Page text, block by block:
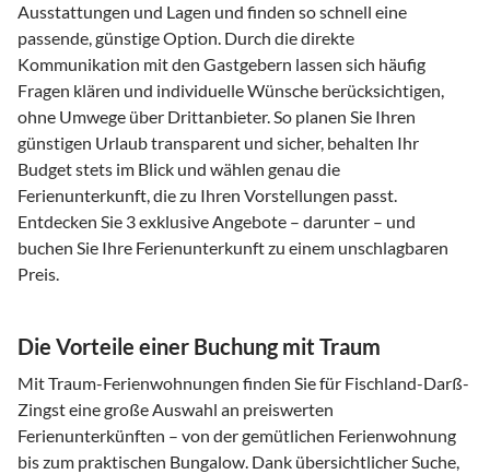
Ausstattungen und Lagen und finden so schnell eine
passende, günstige Option. Durch die direkte
Kommunikation mit den Gastgebern lassen sich häufig
Fragen klären und individuelle Wünsche berücksichtigen,
ohne Umwege über Drittanbieter. So planen Sie Ihren
günstigen Urlaub transparent und sicher, behalten Ihr
Budget stets im Blick und wählen genau die
Ferienunterkunft, die zu Ihren Vorstellungen passt.
Entdecken Sie 3 exklusive Angebote – darunter – und
buchen Sie Ihre Ferienunterkunft zu einem unschlagbaren
Preis.
Die Vorteile einer Buchung mit Traum
Mit Traum-Ferienwohnungen finden Sie für Fischland-Darß-
Zingst eine große Auswahl an preiswerten
Ferienunterkünften – von der gemütlichen Ferienwohnung
bis zum praktischen Bungalow. Dank übersichtlicher Suche,